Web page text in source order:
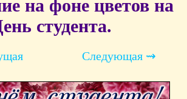
на фоне цветов на
студента.
Следующая ⇝